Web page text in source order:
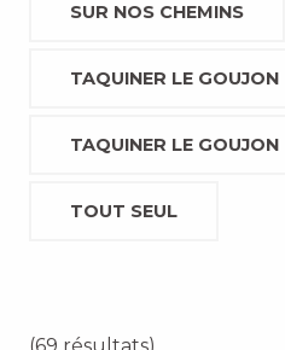
SUR NOS CHEMINS
TAQUINER LE GOUJON
TAQUINER LE GOUJON
TOUT SEUL